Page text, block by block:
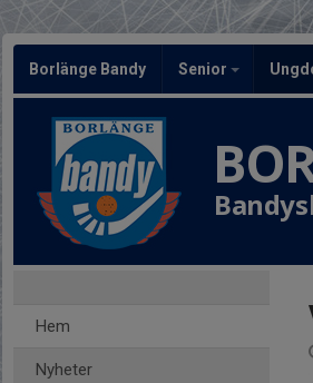
Borlänge Bandy Senior
Hem
Nyheter